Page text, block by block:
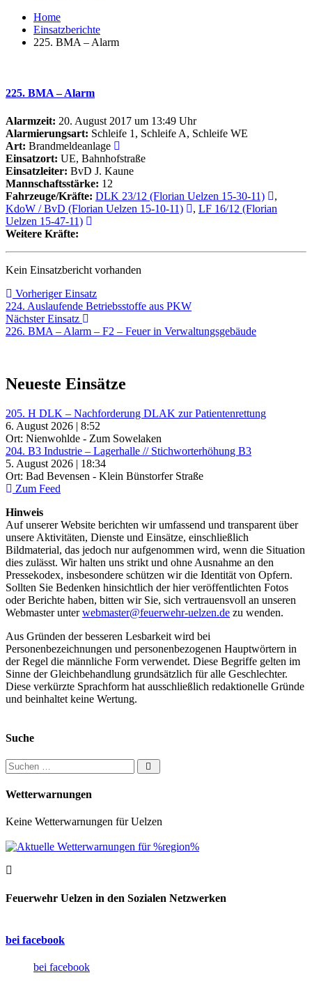
Home
Einsatzberichte
225. BMA – Alarm
225. BMA – Alarm
Alarmzeit: 20. August 2017 um 13:49 Uhr
Alarmierungsart: Schleife 1, Schleife A, Schleife WE
Art: Brandmeldeanlage
Einsatzort: UE, Bahnhofstraße
Einsatzleiter: BvD J. Kaune
Mannschaftsstärke: 12
Fahrzeuge/Kräfte: DLK 23/12 (Florian Uelzen 15-30-11)
,
KdoW / BvD (Florian Uelzen 15-10-11)
, LF 16/12 (Florian
Uelzen 15-47-11)
Weitere Kräfte:
Kein Einsatzbericht vorhanden
Beitragsnavigation
Vorheriger EinsatzVorheriger
Einsatz:
224. Auslaufende Betriebsstoffe aus PKW
Nächster Einsatz
Einsatz:
226. BMA – Alarm – F2 – Feuer in Verwaltungsgebäude
Neueste Einsätze
205. H DLK – Nachforderung DLAK zur Patientenrettung
6. August 2026 | 8:52
Ort: Nienwohlde - Zum Sowelaken
204. B3 Industrie – Lagerhalle // Stichworterhöhung B3
5. August 2026 | 18:34
Ort: Bad Bevensen - Klein Bünstorfer Straße
Zum Feed
Hinweis
Auf unserer Website berichten wir umfassend und transparent über
unsere Aktivitäten, Dienste und Einsätze, einschließlich
Bildmaterial, das jedoch nur aufgenommen wird, wenn die Situation
dies zulässt. Wir halten uns strikt und ohne Ausnahme an den
Pressekodex, insbesondere schützen wir die Identität von Opfern.
Sollten Sie Bedenken hinsichtlich der hier veröffentlichten Fotos
oder Berichte haben, bitten wir Sie, sich vertrauensvoll an unseren
Webmaster unterwebmaster@feuerwehr-uelzen.de zu wenden.
Aus Gründen der besseren Lesbarkeit wird bei
Personenbezeichnungen und personenbezogenen Hauptwörtern in
der Regel die männliche Form verwendet. Diese Begriffe gelten im
Sinne der Gleichbehandlung grundsätzlich für alle Geschlechter.
Diese verkürzte Sprachform hat ausschließlich redaktionelle Gründe
und beinhaltet keine Wertung.
Suche
Suchen nach:
Wetterwarnungen
Keine Wetterwarnungen für Uelzen
Feuerwehr Uelzen in den Sozialen Netzwerken
bei facebook
bei facebook